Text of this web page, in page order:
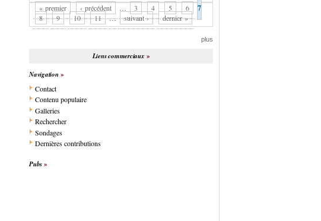
« premier ‹ précédent … 3 4 5 6 7
8 9 10 11 … suivant › dernier »
plus
Liens commerciaux
Navigation
Contact
Contenu populaire
Galleries
Rechercher
Sondages
Dernières contributions
Pubs